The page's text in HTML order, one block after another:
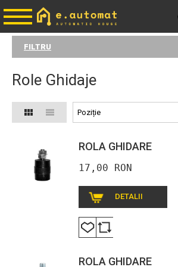
FILTRU
Role Ghidaje
ROLA GHIDARE
17,00 RON
DETALII
ROLA GHIDARE